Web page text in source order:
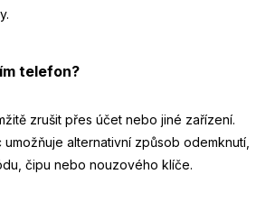
telefon?
zrušit přes účet nebo jiné zařízení.
umožňuje alternativní způsob odemknutí,
čipu nebo nouzového klíče.